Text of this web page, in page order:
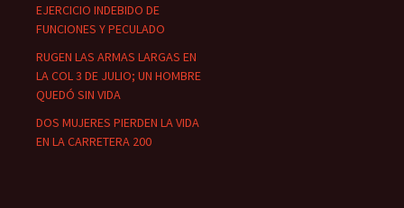
EJERCICIO INDEBIDO DE
FUNCIONES Y PECULADO
RUGEN LAS ARMAS LARGAS EN
LA COL 3 DE JULIO; UN HOMBRE
QUEDÓ SIN VIDA
DOS MUJERES PIERDEN LA VIDA
EN LA CARRETERA 200